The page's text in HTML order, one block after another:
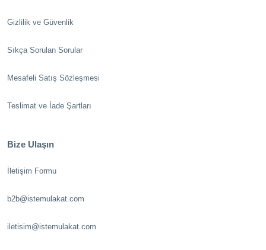
Gizlilik ve Güvenlik
Sıkça Sorulan Sorular
Mesafeli Satış Sözleşmesi
Teslimat ve İade Şartları
Bize Ulaşın
İletişim Formu
b2b@istemulakat.com
iletisim@istemulakat.com